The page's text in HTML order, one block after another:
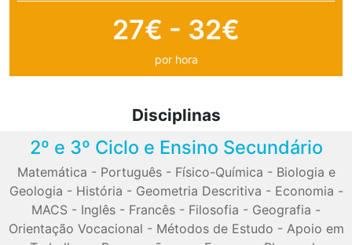
27€ - 32€
por hora
Disciplinas
2º e 3º Ciclo e Ensino Secundário
Matemática - Português- Físico-Química - Biologia e
Geologia - História - Geometria Descritiva - Economia -
MACS - Inglês - Francês - Filosofia - Geografia -
Orientação Vocacional - Métodos de Estudo - Apoio em